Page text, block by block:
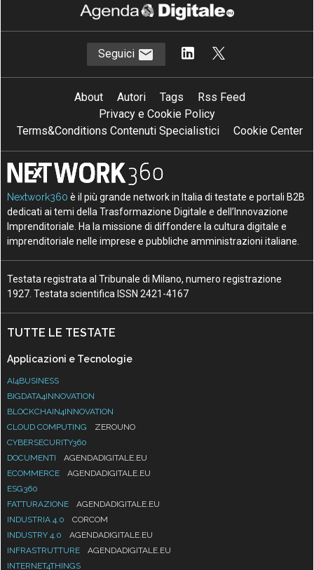
Seguici
About Autori Tags
Rss Feed
Privacy e Cookie Policy
Terms&Conditions Contenuti Specialistici
Cookie Center
Nextwork360 è il più grande network in Italia di testate e portali B2B
dedicati ai temi della Trasformazione Digitale e dell’Innovazione
Imprenditoriale. Ha la missione di diffondere la cultura digitale e
imprenditoriale nelle imprese e pubbliche amministrazioni italiane.
Testata registrata al Tribunale di Milano, numero registrazione
1927. Testata scientifica ISSN 2421-4167
TUTTE LE TESTATE
Applicazioni e Tecnologie
AI4BUSINESS
BIGDATA4INNOVATION
BLOCKCHAIN4INNOVATION
CLOUD COMPUTING
ZEROUNO
CYBERSECURITY360
DOCUMENTI
AGENDADIGITALE.EU
ECOMMERCE
AGENDADIGITALE.EU
ESG360
FATTURAZIONE
AGENDADIGITALE.EU
INDUSTRIA 4.0
CORCOM
INDUSTRY 4.0
AGENDADIGITALE.EU
INFRASTRUTTURE
AGENDADIGITALE.EU
INTERNET4THINGS